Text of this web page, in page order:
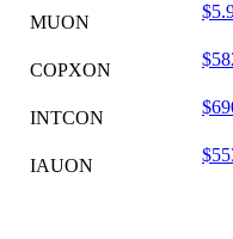
MUON
COPXON
INTCON
IAUON